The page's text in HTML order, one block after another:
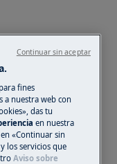
fines
a nuestra web con
das tu
en nuestra
«Continuar sin
los servicios que
Aviso sobre
Continuar sin aceptar